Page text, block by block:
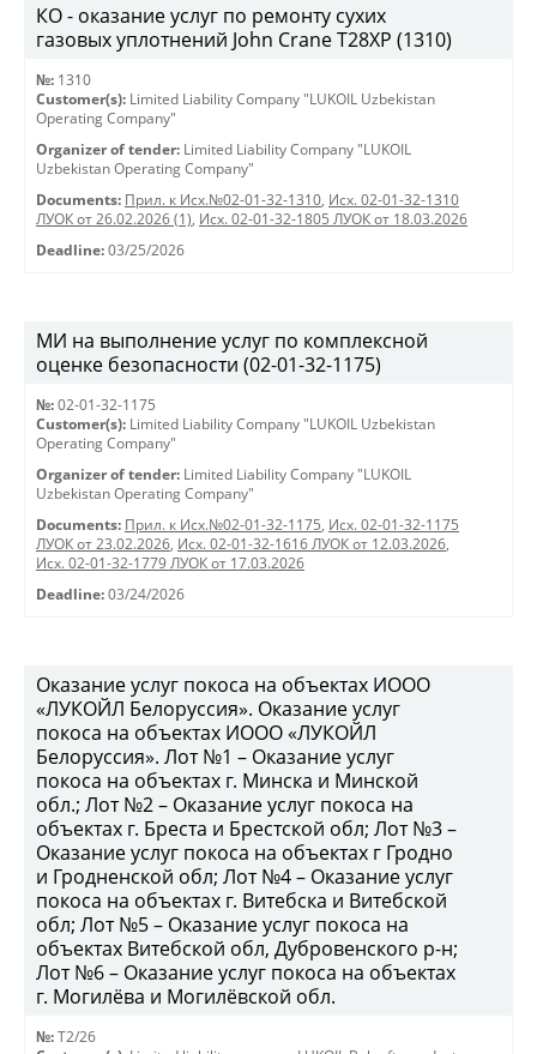
КО - оказание услуг по ремонту сухих
газовых уплотнений John Crane T28XP (1310)
№: 1310
Customer(s): Limited Liability Company "LUKOIL Uzbekistan
Operating Company"
Organizer of tender: Limited Liability Company "LUKOIL
Uzbekistan Operating Company"
Documents: Прил. к Исх.№02-01-32-1310, Исх. 02-01-32-1310
ЛУОК от 26.02.2026 (1), Исх. 02-01-32-1805 ЛУОК от 18.03.2026
Deadline: 03/25/2026
МИ на выполнение услуг по комплексной
оценке безопасности (02-01-32-1175)
№: 02-01-32-1175
Customer(s): Limited Liability Company "LUKOIL Uzbekistan
Operating Company"
Organizer of tender: Limited Liability Company "LUKOIL
Uzbekistan Operating Company"
Documents: Прил. к Исх.№02-01-32-1175, Исх. 02-01-32-1175
ЛУОК от 23.02.2026, Исх. 02-01-32-1616 ЛУОК от 12.03.2026,
Исх. 02-01-32-1779 ЛУОК от 17.03.2026
Deadline: 03/24/2026
Оказание услуг покоса на объектах ИООО
«ЛУКОЙЛ Белоруссия». Оказание услуг
покоса на объектах ИООО «ЛУКОЙЛ
Белоруссия». Лот №1 – Оказание услуг
покоса на объектах г. Минска и Минской
обл.; Лот №2 – Оказание услуг покоса на
объектах г. Бреста и Брестской обл; Лот №3 –
Оказание услуг покоса на объектах г Гродно
и Гродненской обл; Лот №4 – Оказание услуг
покоса на объектах г. Витебска и Витебской
обл; Лот №5 – Оказание услуг покоса на
объектах Витебской обл, Дубровенского р-н;
Лот №6 – Оказание услуг покоса на объектах
г. Могилёва и Могилёвской обл.
№: T2/26